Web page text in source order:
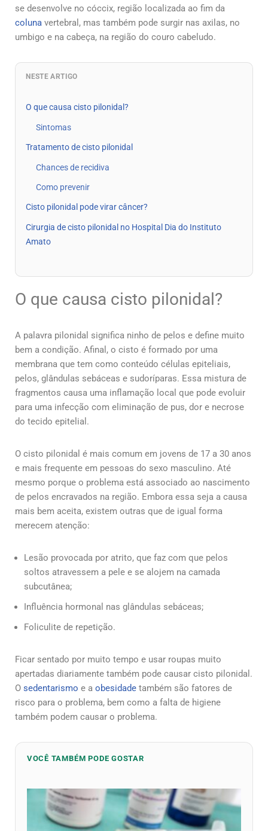
se desenvolve no cóccix, região localizada ao fim da
coluna vertebral, mas também pode surgir nas axilas, no
umbigo e na cabeça, na região do couro cabeludo.
NESTE ARTIGO
O que causa cisto pilonidal?
Sintomas
Tratamento de cisto pilonidal
Chances de recidiva
Como prevenir
Cisto pilonidal pode virar câncer?
Cirurgia de cisto pilonidal no Hospital Dia do Instituto
Amato
O que causa cisto pilonidal?
A palavra pilonidal significa ninho de pelos e define muito
bem a condição. Afinal, o cisto é formado por uma
membrana que tem como conteúdo células epiteliais,
pelos, glândulas sebáceas e sudoríparas. Essa mistura de
fragmentos causa uma inflamação local que pode evoluir
para uma infecção com eliminação de pus, dor e necrose
do tecido epitelial.
O cisto pilonidal é mais comum em jovens de 17 a 30 anos
e mais frequente em pessoas do sexo masculino. Até
mesmo porque o problema está associado ao nascimento
de pelos encravados na região. Embora essa seja a causa
mais bem aceita, existem outras que de igual forma
merecem atenção:
Lesão provocada por atrito, que faz com que pelos
soltos atravessem a pele e se alojem na camada
subcutânea;
Influência hormonal nas glândulas sebáceas;
Foliculite de repetição.
Ficar sentado por muito tempo e usar roupas muito
apertadas diariamente também pode causar cisto pilonidal.
O sedentarismo e a obesidade também são fatores de
risco para o problema, bem como a falta de higiene
também podem causar o problema.
VOCÊ TAMBÉM PODE GOSTAR